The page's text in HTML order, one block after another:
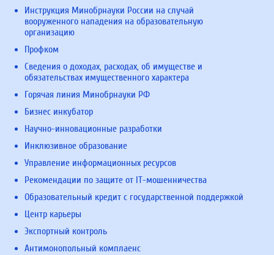
Инструкция Минобрнауки России на случай
вооруженного нападения на образовательную
организацию
Профком
Сведения о доходах, расходах, об имуществе и
обязательствах имущественного характера
Горячая линия Минобрнауки РФ
Бизнес инкубатор
Научно-инновационные разработки
Инклюзивное образование
Управление информационных ресурсов
Рекомендации по защите от IT-мошенничества
Образовательный кредит с государственной поддержкой
Центр карьеры
Экспортный контроль
Антимонопольный комплаенс